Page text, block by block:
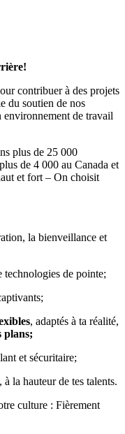
contribuer à des projets
du soutien de nos
environnement de travail
plus de 25 000
de 4 000 au Canada et
et fort – On choisit
la bienveillance et
technologies de pointe;
, adaptés à ta réalité,
plans;
et sécuritaire;
la hauteur de tes talents.
culture : Fièrement